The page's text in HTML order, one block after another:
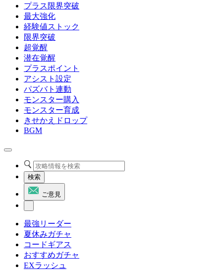
プラス限界突破
最大強化
経験値ストック
限界突破
超覚醒
潜在覚醒
プラスポイント
アシスト設定
パズバト連動
モンスター購入
モンスター育成
きせかえドロップ
BGM
検索
ご意見
最強リーダー
夏休みガチャ
コードギアス
おすすめガチャ
EXラッシュ